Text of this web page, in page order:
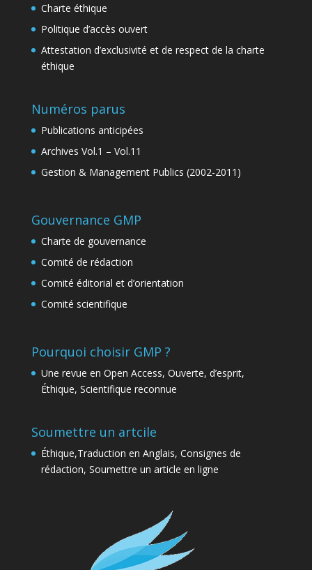
Charte éthique
Politique d’accès ouvert
Attestation d’exclusivité et de respect de la charte
éthique
Numéros parus
Publications anticipées
Archives Vol.1 – Vol.11
Gestion & Management Publics (2002-2011)
Gouvernance GMP
Charte de gouvernance
Comité de rédaction
Comité éditorial et d’orientation
Comité scientifique
Pourquoi choisir GMP ?
Une revue en Open Access, Ouverte, d’esprit,
Éthique, Scientifique reconnue
Soumettre un artcile
Éthique,Traduction en Anglais, Consignes de
rédaction, Soumettre un article en ligne